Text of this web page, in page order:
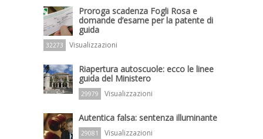
Proroga scadenza Fogli Rosa e
domande d’esame per la patente di
guida
32273 Visualizzazioni
Riapertura autoscuole: ecco le linee
guida del Ministero
29979 Visualizzazioni
Autentica falsa: sentenza illuminante
29081 Visualizzazioni